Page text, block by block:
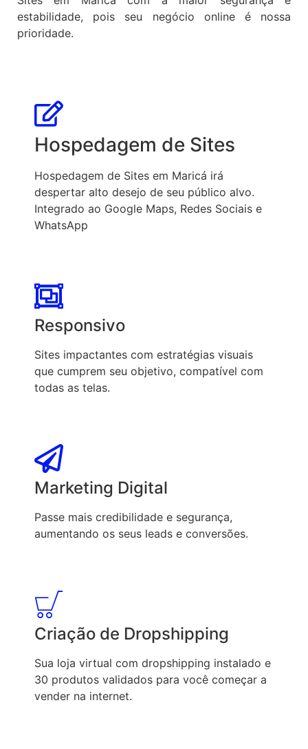
estabilidade, pois seu negócio online é nossa
prioridade.
Hospedagem de Sites
Hospedagem de Sites em Maricá irá
despertar alto desejo de seu público alvo.
Integrado ao Google Maps, Redes Sociais e
WhatsApp
Responsivo
Sites impactantes com estratégias visuais
que cumprem seu objetivo, compatível com
todas as telas.
Marketing Digital
Passe mais credibilidade e segurança,
aumentando os seus leads e conversões.
Criação de Dropshipping
Sua loja virtual com dropshipping instalado e
30 produtos validados para você começar a
vender na internet.